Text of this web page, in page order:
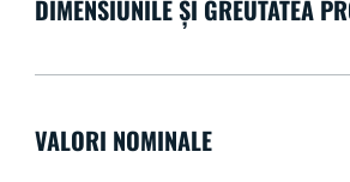
DIMENSIUNILE ȘI GREUTATEA
VALORI NOMINALE